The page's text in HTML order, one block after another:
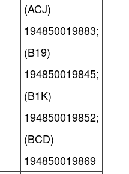
(ACJ)
194850019883;
(B19)
194850019845;
(B1K)
194850019852;
(BCD)
194850019869